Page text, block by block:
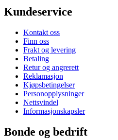
Kundeservice
Kontakt oss
Finn oss
Frakt og levering
Betaling
Retur og angrerett
Reklamasjon
Kjøpsbetingelser
Personopplysninger
Nettsvindel
Informasjonskapsler
Bonde og bedrift